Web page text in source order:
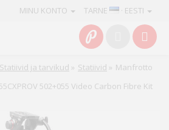
TARNE · EESTI
MINU KONTO
Statiivid ja tarvikud » Statiivid » Manfrotto
502+055 Video Carbon Fibre Kit